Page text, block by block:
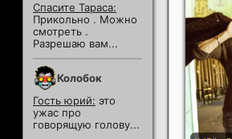
Спасите Тараса:
Прикольно . Можно
смотреть .
Разрешаю вам...
Колобок
Гость юрий: это
ужас про
говорящую голову...